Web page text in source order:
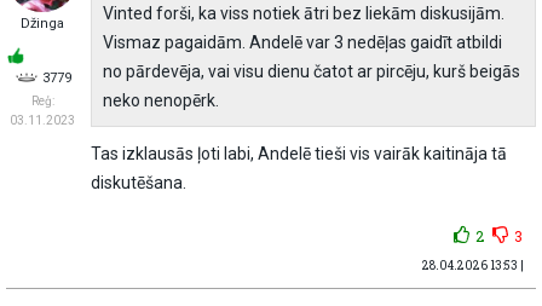
Džinga
3779
Reģ:
03.11.2023
Vinted forši, ka viss notiek ātri bez liekām diskusijām.
Vismaz pagaidām. Andelē var 3 nedēļas gaidīt atbildi
no pārdevēja, vai visu dienu čatot ar pircēju, kurš beigās
neko nenopērk.
Tas izklausās ļoti labi, Andelē tieši vis vairāk kaitināja tā
diskutēšana.
2 3
28.04.2026 13:53 |